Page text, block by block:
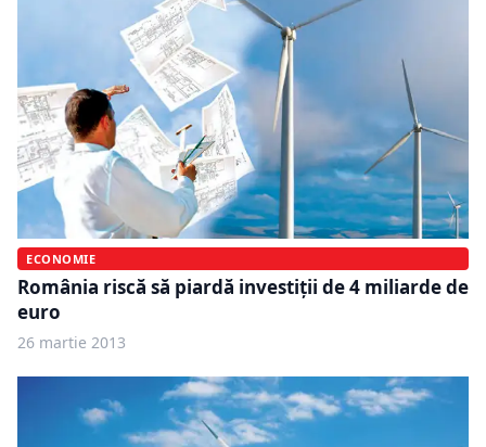
ECONOMIE
România riscă să piardă investiţii de 4 miliarde de
euro
26 martie 2013